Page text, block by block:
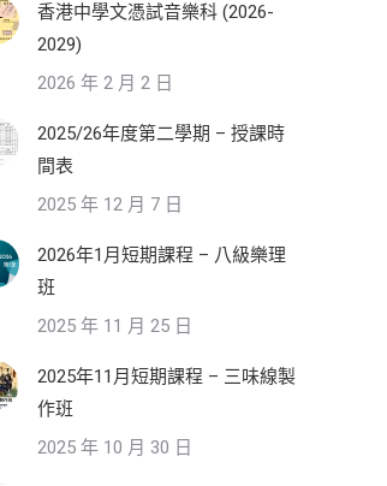
香港中學文憑試音樂科 (2026-
2029)
2026 年 2 月 2 日
2025/26年度第二學期 – 授課時
間表
2025 年 12 月 7 日
2026年1月短期課程 – 八級樂理
班
2025 年 11 月 25 日
2025年11月短期課程 – 三味線製
作班
2025 年 10 月 30 日